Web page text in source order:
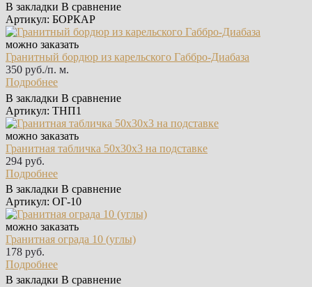
В закладки В сравнение
Артикул: БОРКАР
можно заказать
Гранитный бордюр из карельского Габбро‑Диабаза
350 руб./п. м.
Подробнее
В закладки В сравнение
Артикул: ТНП1
можно заказать
Гранитная табличка 50х30х3 на подставке
294 руб.
Подробнее
В закладки В сравнение
Артикул: ОГ-10
можно заказать
Гранитная ограда 10 (углы)
178 руб.
Подробнее
В закладки В сравнение